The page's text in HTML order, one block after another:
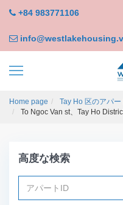
+84 983771106
Home page
Tay Ho 区のアパー
To Ngoc Van st、Tay Ho
高度な検索